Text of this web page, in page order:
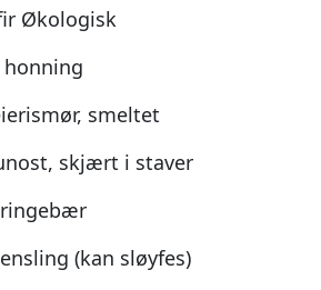
Økologisk
smeltet
skjært i staver
(kan sløyfes)